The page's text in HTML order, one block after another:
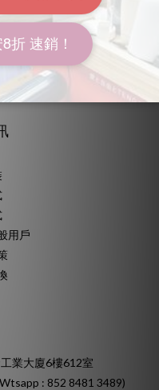
用戶
業大廈6樓612室
: 852 8481 3489)